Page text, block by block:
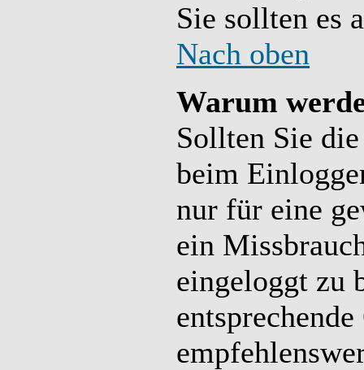
Sie sollten es
Nach oben
Warum
Sollten Sie
beim
nur für eine
ein
eingeloggt zu